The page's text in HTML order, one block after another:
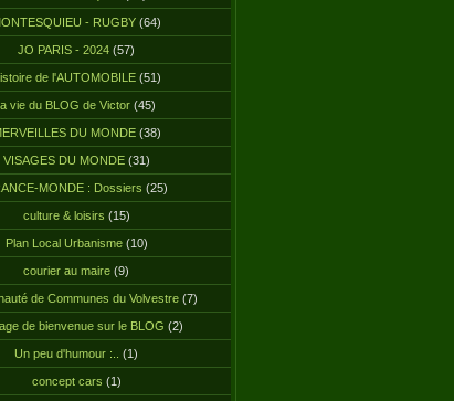
- RUGBY (64)
JO PARIS - 2024 (57)
de l'AUTOMOBILE (51)
vie du BLOG de Victor(45)
DU MONDE(38)
VISAGES DU MONDE(31)
MONDE : Dossiers (25)
culture & loisirs (15)
Plan Local Urbanisme(10)
courier au maire (9)
de Communes du Volvestre(7)
de bienvenue sur le BLOG (2)
Un peu d'humour :.. (1)
concept cars (1)